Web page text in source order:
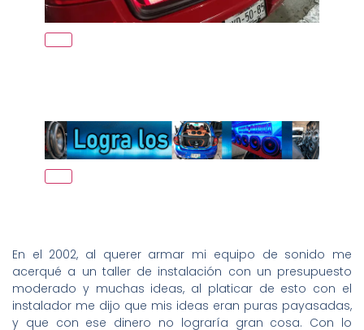
En el 2002, al querer armar mi equipo de sonido me
acerqué a un taller de instalación con un presupuesto
moderado y muchas ideas, al platicar de esto con el
instalador me dijo que mis ideas eran puras payasadas,
y que con ese dinero no lograría gran cosa. Con lo